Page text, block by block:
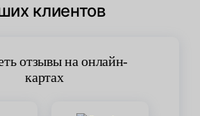
клиентов
отзывы на онлайн-
картах